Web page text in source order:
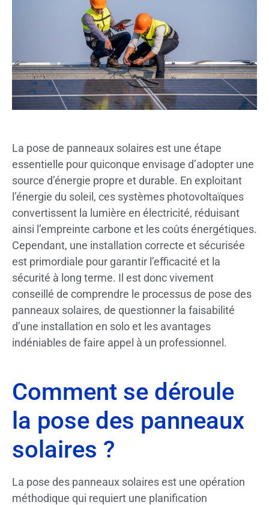
La pose de panneaux solaires est une étape
essentielle pour quiconque envisage d’adopter une
source d’énergie propre et durable. En exploitant
l’énergie du soleil, ces systèmes photovoltaïques
convertissent la lumière en électricité, réduisant
ainsi l’empreinte carbone et les coûts énergétiques.
Cependant, une installation correcte et sécurisée
est primordiale pour garantir l’efficacité et la
sécurité à long terme. Il est donc vivement
conseillé de comprendre le processus de pose des
panneaux solaires, de questionner la faisabilité
d’une installation en solo et les avantages
indéniables de faire appel à un professionnel.
Comment se déroule
la pose des panneaux
solaires ?
La pose des panneaux solaires est une opération
méthodique qui requiert une planification